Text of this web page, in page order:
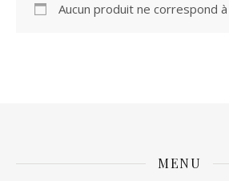
Aucun produit ne correspond
MENU